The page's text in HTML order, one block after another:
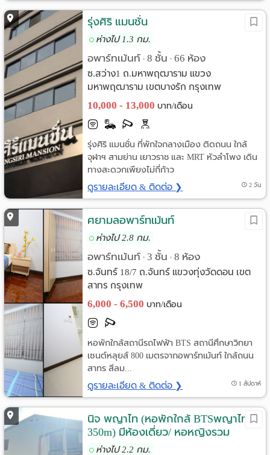
รุ่งศิริ แมนชั่น
ห่างไป 1.3 กม.
อพาร์ทเม้นท์ • 8 ชั้น • 66 ห้อง
ซ.สว่าง1 ถ.มหาพฤฒาราม แขวง
มหาพฤฒาราม เขตบางรัก กรุงเทพ
10,000 - 13,000 บาท/เดือน
รุ่งศิริ แมนชั่น ที่พักใจกลางเมือง ติดถนน ใกล้
จุฬาฯ สามย่าน เยาวราช และ MRT หัวลำโพง เดิน
ทางสะดวกเพียงไม่กี่ก้าว
ดูรายละเอียด & ติดต่อ ❯ 2 วัน
ศยามลอพาร์ทเม้นท์
ห่างไป 2.8 กม.
อพาร์ทเม้นท์ • 3 ชั้น • 8 ห้อง
ซ.จันทร์ 18/7 ถ.จันทร์ แขวงทุ่งวัดดอน เขต
สาทร กรุงเทพ
6,000 - 6,500 บาท/เดือน
หอพักใกล้สถานีรถไฟฟ้า BTS สถานีศึกษาวิทยา
เซนต์หลุยส์ 800 เมตรจากอพาร์ทเม้นท์ ใกล้ถนน
สาทร สีลม...
ดูรายละเอียด & ติดต่อ ❯ 1 สัปดาห์
นิจ พญาไท (หอพักใกล้ BTSพญาไท
350m) มีห้องเดี่ยว/ หอหญิงรวม
ห่างไป 2.2 กม.